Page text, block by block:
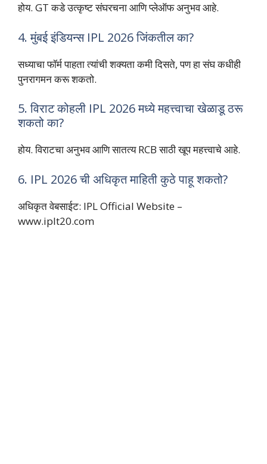
होय. GT कडे उत्कृष्ट संघरचना आणि प्लेऑफ अनुभव आहे.
4. मुंबई इंडियन्स IPL 2026 जिंकतील का?
सध्याचा फॉर्म पाहता त्यांची शक्यता कमी दिसते, पण हा संघ कधीही
पुनरागमन करू शकतो.
5. विराट कोहली IPL 2026 मध्ये महत्त्वाचा खेळाडू ठरू
शकतो का?
होय. विराटचा अनुभव आणि सातत्य RCB साठी खूप महत्त्वाचे आहे.
6. IPL 2026 ची अधिकृत माहिती कुठे पाहू शकतो?
अधिकृत वेबसाईट: IPL Official Website –
www.iplt20.com